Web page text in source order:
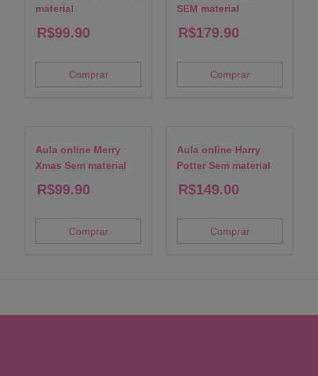
material
R$99.90
Comprar
SEM material
R$179.90
Comprar
Aula online Merry
Xmas Sem material
R$99.90
Comprar
Aula online Harry
Potter Sem material
R$149.00
Comprar